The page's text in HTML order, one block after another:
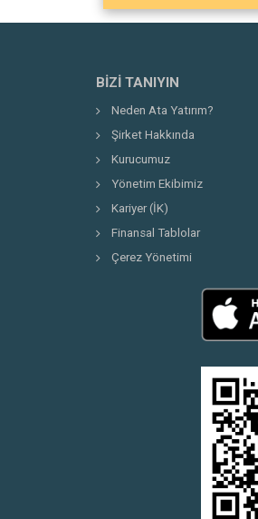
BIZI TANIYIN
Neden Ata Yatırım?
Şirket Hakkında
Kurucumuz
Yönetim Ekibimiz
Kariyer (İK)
Finansal Tablolar
Çerez Yönetimi